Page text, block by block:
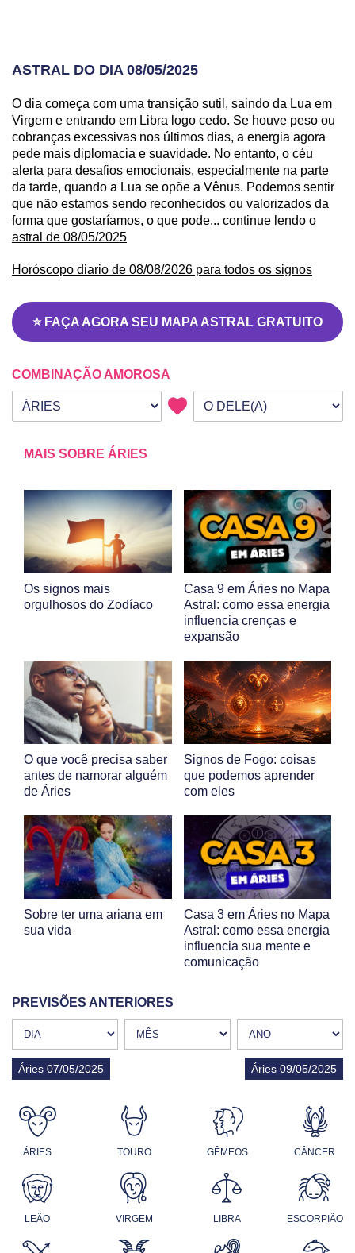
ASTRAL DO DIA 08/05/2025
O dia começa com uma transição sutil, saindo da Lua em
Virgem e entrando em Libra logo cedo. Se houve peso ou
cobranças excessivas nos últimos dias, a energia agora
pede mais diplomacia e suavidade. No entanto, o céu
alerta para desafios emocionais, especialmente na parte
da tarde, quando a Lua se opõe a Vênus. Podemos sentir
que não estamos sendo reconhecidos ou valorizados da
forma que gostaríamos, o que pode... continue lendo o
astral de 08/05/2025
Horóscopo diario de 08/08/2026 para todos os signos
⭐ FAÇA AGORA SEU MAPA ASTRAL GRATUITO
COMBINAÇÃO AMOROSA
Seu signo
Signo da outra pessoa
MAIS SOBRE ÁRIES
Os signos mais
orgulhosos do Zodíaco
Casa 9 em Áries no Mapa
Astral: como essa energia
influencia crenças e
expansão
O que você precisa saber
antes de namorar alguém
de Áries
Signos de Fogo: coisas
que podemos aprender
com eles
Sobre ter uma ariana em
sua vida
Casa 3 em Áries no Mapa
Astral: como essa energia
influencia sua mente e
comunicação
PREVISÕES ANTERIORES
Áries 07/05/2025 Áries 09/05/2025
ÁRIES TOURO GÊMEOS CÂNCER
LEÃO VIRGEM LIBRA ESCORPIÃO